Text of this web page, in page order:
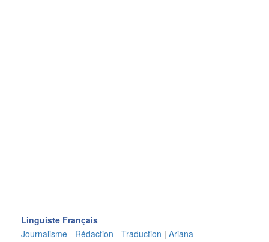
Linguiste Français
Journalisme - Rédaction - Traduction | Ariana